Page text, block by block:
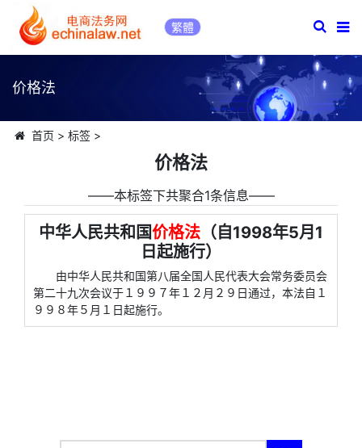
繁體
价格法
首页 > 标签>
价格法
――本标签下共聚合1条信息――
中华人民共和国价格法 （自1998年5月1
日起施行）
由中华人民共和国第八届全国人民代表大会常务委员会
第二十九次会议于１９９７年１２月２９日通过，本法自１
９９８年５月１日起施行。